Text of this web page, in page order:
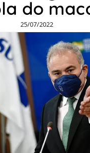
do
25/07/2022